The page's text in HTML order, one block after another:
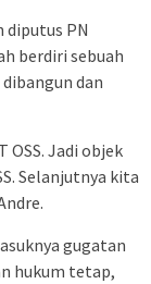
diputus PN
berdiri sebuah
dan
Jadi objek
Selanjutnya kita
gugatan
hukum tetap,